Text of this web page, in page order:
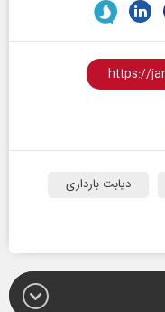
دیابت بارداری